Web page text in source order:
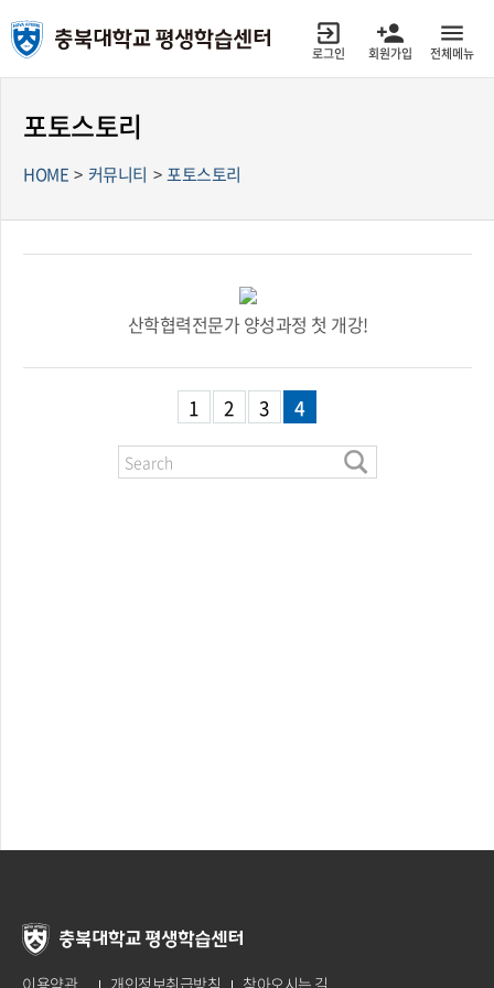
로그인 회원가입 전체메뉴
포토스토리
HOME > 커뮤니티 >포토스토리
산학협력전문가 양성과정 첫 개강!
1 2 3 4
이용약관 개인정보취급방침 찾아오시는 길